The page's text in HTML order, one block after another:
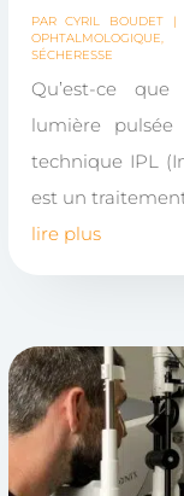
PARCYRIL BOUDET|
OPHTALMOLOGIQUE,
SÉCHERESSE
Qu’est-ce
lumière
technique IPL
est un
lire plus